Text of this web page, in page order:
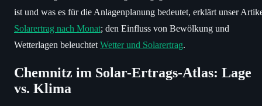
ist und was es für die Anlagenplanung bedeutet, erklärt unser
Solarertrag nach Monat; den Einfluss von Bewölkung und
Wetterlagen beleuchtet Wetter und Solarertrag.
Chemnitz im Solar-Ertrags-Atlas: Lage
vs. Klima